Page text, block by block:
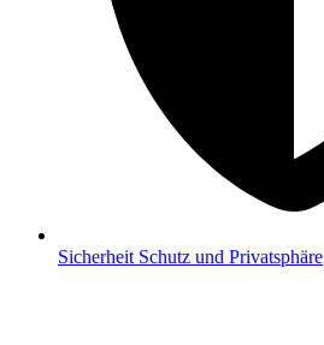
Sicherheit Schutz und Privatsphäre